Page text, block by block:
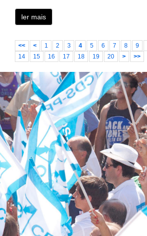
ler mais
<< < 1 2 3 4 5 6 7 8 9
14
15 16 17 18 19 20 > >>